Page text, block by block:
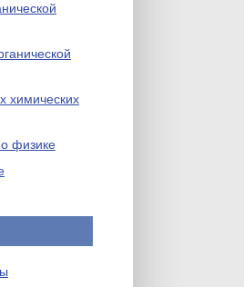
физике